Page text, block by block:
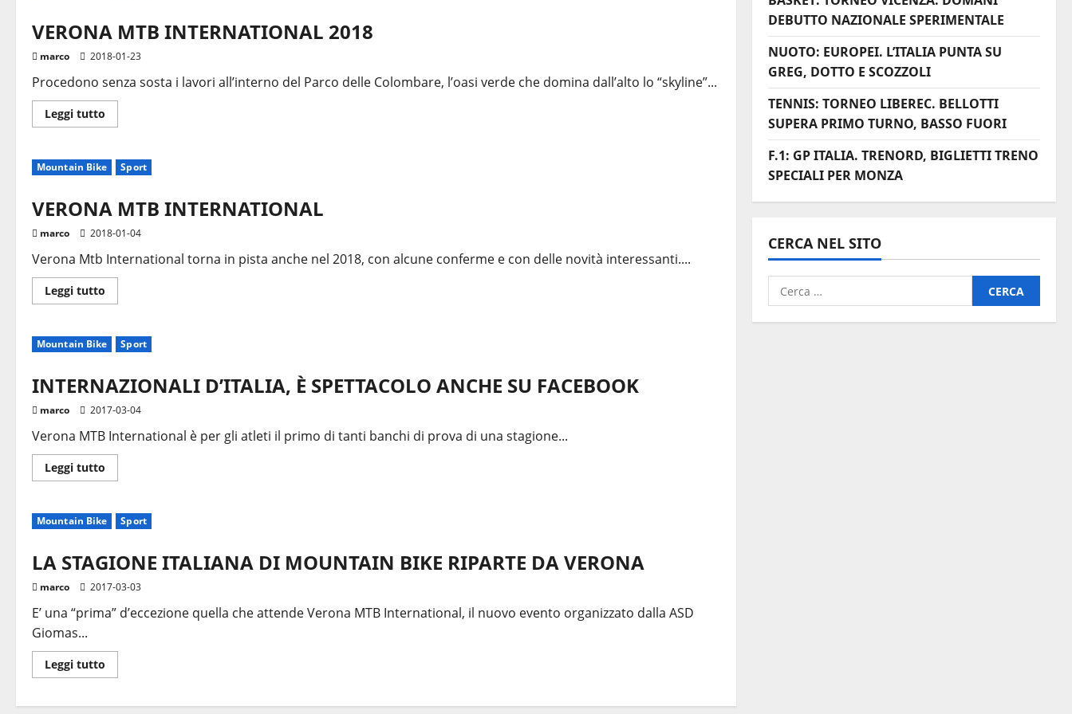
VERONA MTB INTERNATIONAL 2018
marco 2018-01-23
Procedono senza sosta i lavori all’interno del Parco delle Colombare, l’oasi verde che domina dall’alto lo “skyline”...
Leggi tutto
di
VERONA
MTB
INTERNATIONAL
Mountain Bike Sport
VERONA MTB INTERNATIONAL
marco 2018-01-04
Verona Mtb International torna in pista anche nel 2018, con alcune conferme e con delle novità interessanti....
Leggi tutto
di
VERONA
MTB
INTERNATIONAL
Mountain Bike Sport
INTERNAZIONALI D’ITALIA, È SPETTACOLO ANCHE SU FACEBOOK
marco 2017-03-04
Verona MTB International è per gli atleti il primo di tanti banchi di prova di una stagione...
Leggi tutto
di
INTERNAZIONALI
D’ITALIA,
È
ANCHE
SU
Mountain Bike Sport
LA STAGIONE ITALIANA DI MOUNTAIN BIKE RIPARTE DA VERONA
marco 2017-03-03
E’ una “prima” d’eccezione quella che attende Verona MTB International, il nuovo evento organizzato dalla ASD
Giomas...
Leggi tutto
di
LA
DEBUTTO NAZIONALE SPERIMENTALE
NUOTO: EUROPEI. L’ITALIA PUNTA SU
GREG, DOTTO E SCOZZOLI
TENNIS: TORNEO LIBEREC. BELLOTTI
SUPERA PRIMO TURNO, BASSO FUORI
F.1: GP ITALIA. TRENORD, BIGLIETTI TRENO
SPECIALI PER MONZA
CERCA NEL SITO
Ricerca
per: